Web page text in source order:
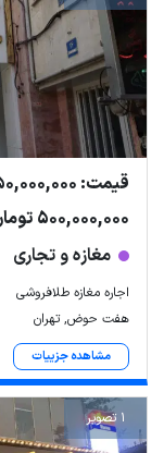
قیمت: 50,000,000 تومان اجاره
500,000,000 تومان رهن
مغازه و تجاری
اجاره مغازه طلافروشی
هفت حوض, تهران
مشاهده جزییات
1 تصویر